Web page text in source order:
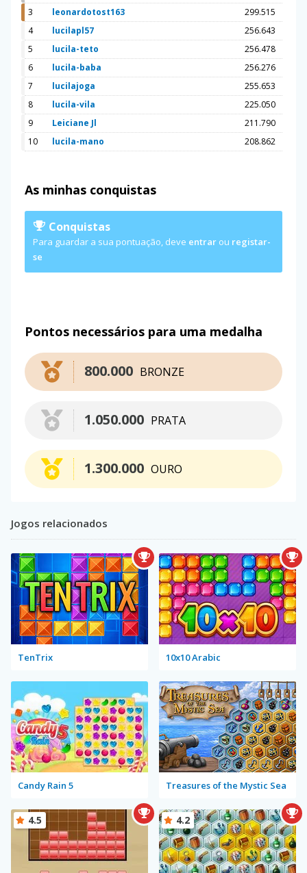
3
leonardotost163
299.515
4
lucilapl57
256.643
5
lucila-teto
256.478
6
lucila-baba
256.276
7
lucilajoga
255.653
8
lucila-vila
225.050
9
Leiciane Jl
211.790
10
lucila-mano 208.862
As minhas conquistas
Conquistas
Para guardar a sua pontuação, deve entrar ou registar-
se
Pontos necessários para uma medalha
BRONZE
800.000
PRATA
1.050.000
OURO
1.300.000
Jogos relacionados
TenTrix 10x10 Arabic
Candy Rain 5 Treasures of the Mystic Sea
4.5 4.2